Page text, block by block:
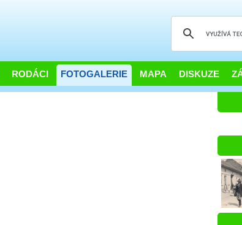
RODÁCI FOTOGALERIE MAPA DISKUZE